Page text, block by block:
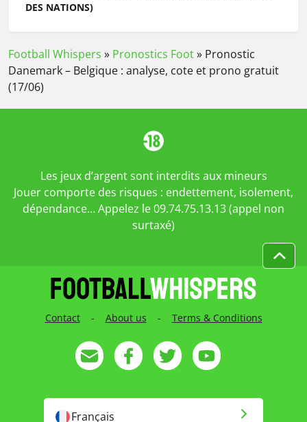
DES NATIONS)
Football Whispers » Pronostics Foot» Pronostic
Danemark – Belgique : analyse, cote et prono gratuit
(17/06)
Les jeux d’argent sont interdits aux mineurs
Jouer comporte des risques : endettement, isolement,
dépendance… Appelez le 09.74.75.13.13 (appel non
surtaxé)
Contact - About us - Terms & Conditions
Français